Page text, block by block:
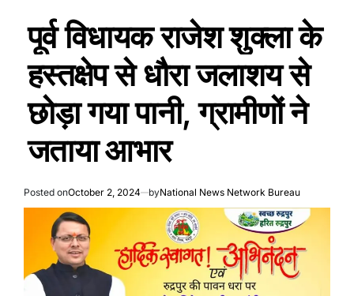
पूर्व विधायक राजेश शुक्ला के
हस्तक्षेप से धौरा जलाशय से
छोड़ा गया पानी, ग्रामीणों ने
जताया आभार
Posted onOctober 2, 2024 byNational News Network Bureau